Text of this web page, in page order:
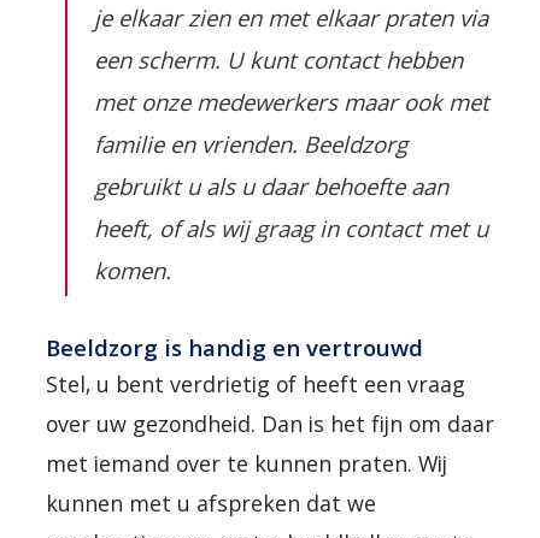
je elkaar zien en met elkaar praten via
een scherm. U kunt contact hebben
met onze medewerkers maar ook met
familie en vrienden. Beeldzorg
gebruikt u als u daar behoefte aan
heeft, of als wij graag in contact met u
komen.
Beeldzorg is handig en vertrouwd
Stel, u bent verdrietig of heeft een vraag
over uw gezondheid. Dan is het fijn om daar
met iemand over te kunnen praten. Wij
kunnen met u afspreken dat we